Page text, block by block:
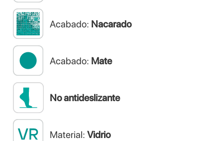
Acabado: Nacarado
Acabado: Mate
No antideslizante
Material: Vidrio